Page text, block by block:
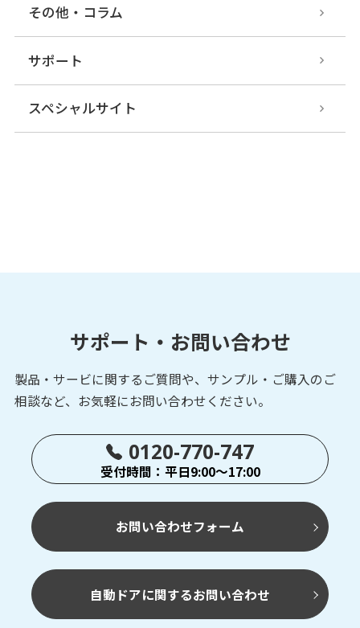
その他・コラム
サポート
スペシャルサイト
サポート・お問い合わせ
製品・サービに関するご質問や、サンプル・ご購入の ご
相談など、お気軽にお問い合わせください。
0120-770-747
受付時間：平日9:00～17:00
お問い合わせフォーム
自動ドアに関するお問い合わせ